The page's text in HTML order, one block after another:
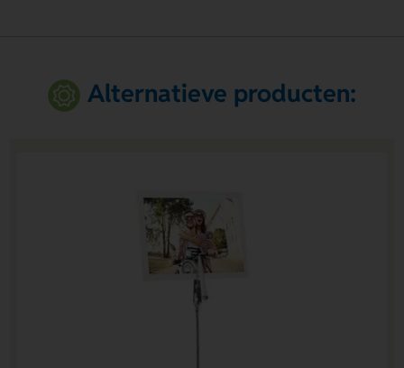
Alternatieve producten: